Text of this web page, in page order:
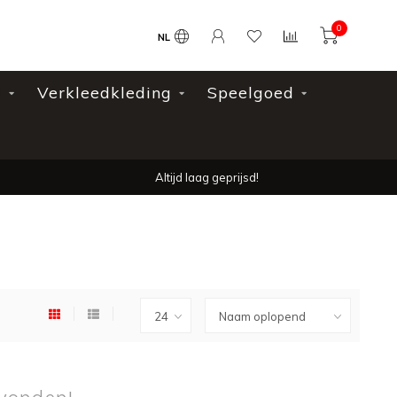
NL
0
Verkleedkleding Speelgoed
Altijd laag geprijsd!